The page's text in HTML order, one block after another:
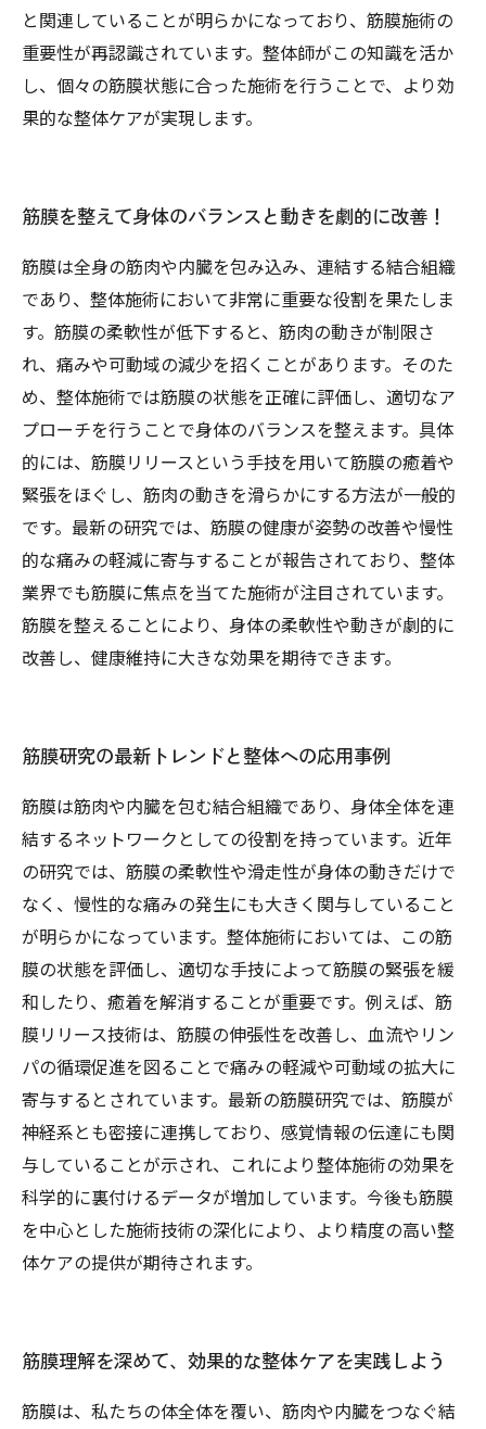
と関連していることが明らかになっており、筋膜施術の
重要性が再認識されています。整体師がこの知識を活か
し、個々の筋膜状態に合った施術を行うことで、より効
果的な整体ケアが実現します。
筋膜を整えて身体のバランスと動きを劇的に改善！
筋膜は全身の筋肉や内臓を包み込み、連結する結合組織
であり、整体施術において非常に重要な役割を果たしま
す。筋膜の柔軟性が低下すると、筋肉の動きが制限さ
れ、痛みや可動域の減少を招くことがあります。そのた
め、整体施術では筋膜の状態を正確に評価し、適切なア
プローチを行うことで身体のバランスを整えます。具体
的には、筋膜リリースという手技を用いて筋膜の癒着や
緊張をほぐし、筋肉の動きを滑らかにする方法が一般的
です。最新の研究では、筋膜の健康が姿勢の改善や慢性
的な痛みの軽減に寄与することが報告されており、整体
業界でも筋膜に焦点を当てた施術が注目されています。
筋膜を整えることにより、身体の柔軟性や動きが劇的に
改善し、健康維持に大きな効果を期待できます。
筋膜研究の最新トレンドと整体への応用事例
筋膜は筋肉や内臓を包む結合組織であり、身体全体を連
結するネットワークとしての役割を持っています。近年
の研究では、筋膜の柔軟性や滑走性が身体の動きだけで
なく、慢性的な痛みの発生にも大きく関与していること
が明らかになっています。整体施術においては、この筋
膜の状態を評価し、適切な手技によって筋膜の緊張を緩
和したり、癒着を解消することが重要です。例えば、筋
膜リリース技術は、筋膜の伸張性を改善し、血流やリン
パの循環促進を図ることで痛みの軽減や可動域の拡大に
寄与するとされています。最新の筋膜研究では、筋膜が
神経系とも密接に連携しており、感覚情報の伝達にも関
与していることが示され、これにより整体施術の効果を
科学的に裏付けるデータが増加しています。今後も筋膜
を中心とした施術技術の深化により、より精度の高い整
体ケアの提供が期待されます。
筋膜理解を深めて、効果的な整体ケアを実践しよう
筋膜は、私たちの体全体を覆い、筋肉や内臓をつなぐ結